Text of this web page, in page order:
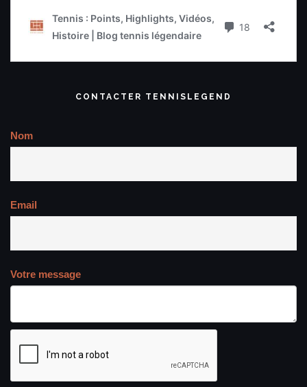
CONTACTER TENNISLEGEND
Nom
Email
Votre message